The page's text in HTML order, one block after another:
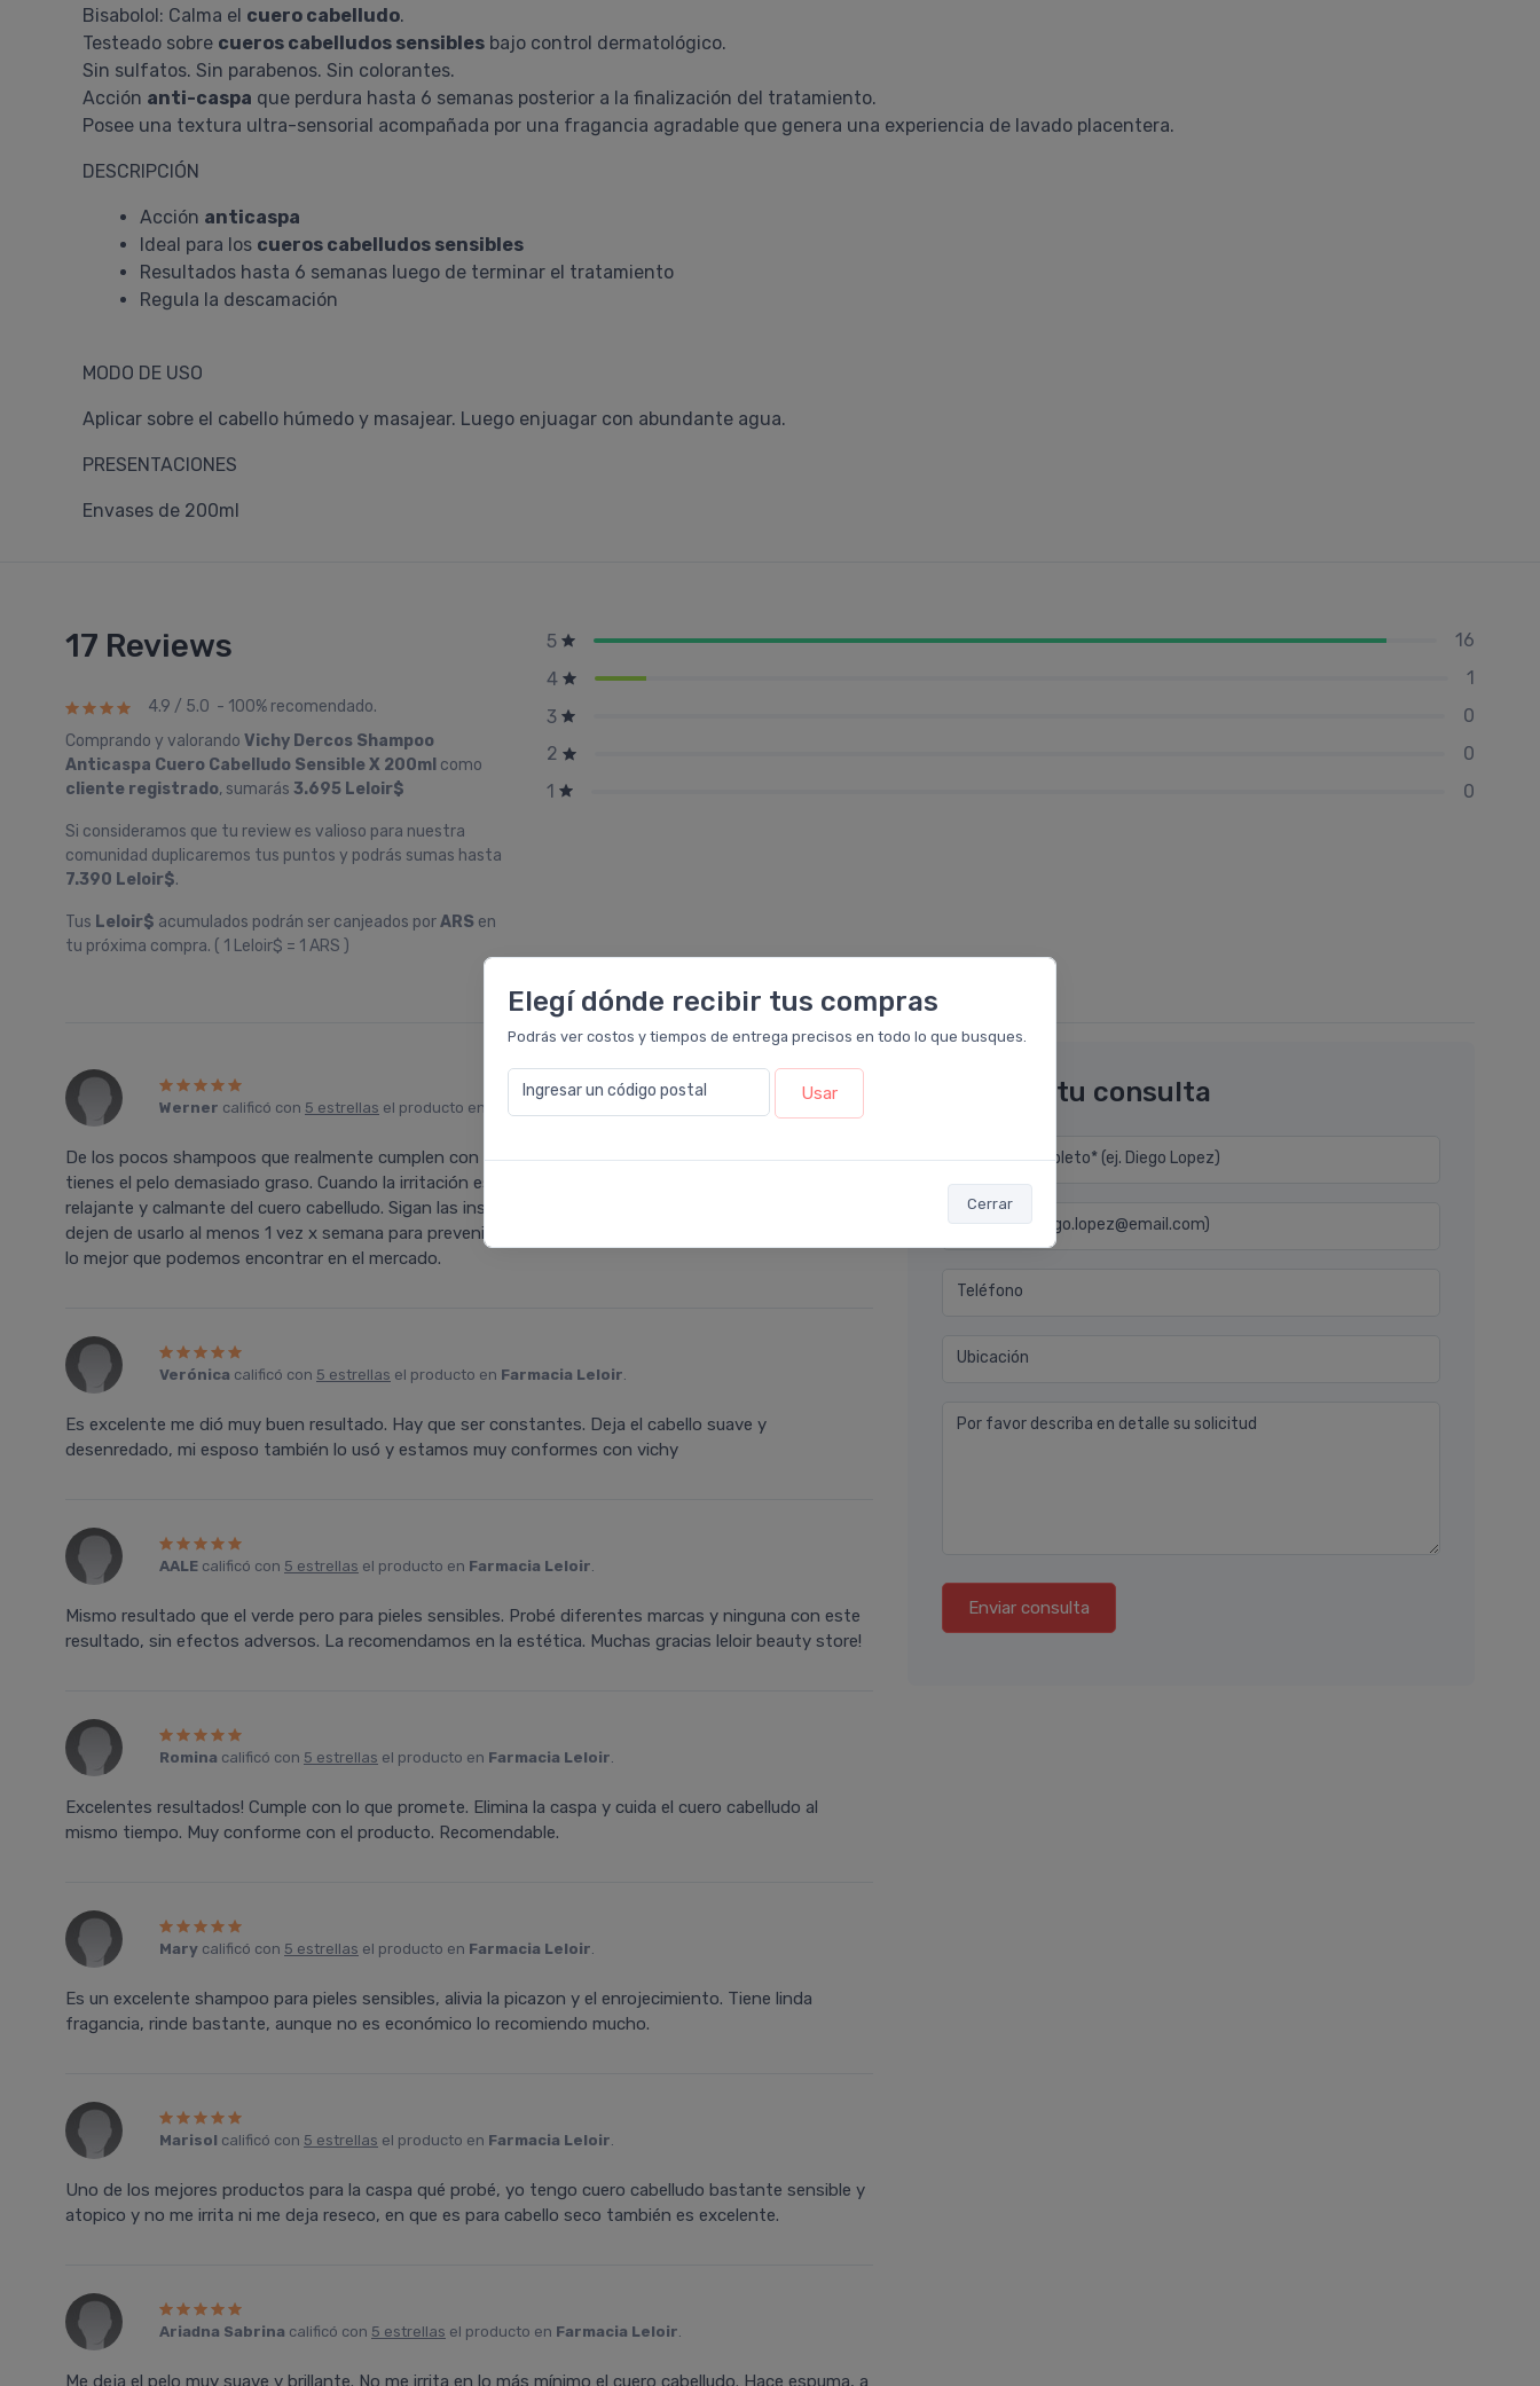
Elegí dónde recibir tus compras
Podrás ver costos y tiempos de entrega precisos en todo lo que busques.
Ingresar un código postal Usar
Cerrar
Bisabolol: Calma el cuero cabelludo.
Testeado sobre cueros cabelludos sensibles bajo control dermatológico.
Sin sulfatos. Sin parabenos. Sin colorantes.
Acción anti-caspa que perdura hasta 6 semanas posterior a la finalización del tratamiento.
Posee una textura ultra-sensorial acompañada por una fragancia agradable que genera una experiencia de lavado placentera.
DESCRIPCIÓN
Acción anticaspa
Ideal para los cueros cabelludos sensibles
Resultados hasta 6 semanas luego de terminar el tratamiento
Regula la descamación
MODO DE USO
Aplicar sobre el cabello húmedo y masajear. Luego enjuagar con abundante agua.
PRESENTACIONES
Envases de 200ml
17 Reviews
4.9 / 5.0 - 100% recomendado.
Comprando y valorando Vichy Dercos Shampoo
Anticaspa Cuero Cabelludo Sensible X 200ml como
cliente registrado, sumarás 3.695 Leloir$
Si consideramos que tu review es valioso para nuestra
comunidad duplicaremos tus puntos y podrás sumas hasta
7.390 Leloir$.
Tus Leloir$ acumulados podrán ser canjeados porARS en
tu próxima compra. ( 1 Leloir$ = 1 ARS )
5
16
4
1
3
0
2
0
1
0
Werner calificó con 5 estrellas el producto en
De los pocos shampoos que realmente cumplen con lo que ofrecen. Es un buen seborregulador, mas si
tienes el pelo demasiado graso. Cuando la irritación es intensa este producto es un muy buen
relajante y calmante del cuero cabelludo. Sigan las instrucciones de uso para que les sea eficaz y no
dejen de usarlo al menos 1 vez x semana para prevenir la recaída. Muy buen producto, nunca falla y de
lo mejor que podemos encontrar en el mercado.
Verónica calificó con 5 estrellas el producto en Farmacia Leloir.
Es excelente me dió muy buen resultado. Hay que ser constantes. Deja el cabello suave y
desenredado, mi esposo también lo usó y estamos muy conformes con vichy
AALE calificó con 5 estrellas el producto en Farmacia Leloir.
Mismo resultado que el verde pero para pieles sensibles. Probé diferentes marcas y ninguna con este
resultado, sin efectos adversos. La recomendamos en la estética. Muchas gracias leloir beauty store!
Romina calificó con 5 estrellas el producto en Farmacia Leloir.
Excelentes resultados! Cumple con lo que promete. Elimina la caspa y cuida el cuero cabelludo al
mismo tiempo. Muy conforme con el producto. Recomendable.
Mary calificó con 5 estrellas el producto en Farmacia Leloir.
Es un excelente shampoo para pieles sensibles, alivia la picazon y el enrojecimiento. Tiene linda
fragancia, rinde bastante, aunque no es económico lo recomiendo mucho.
Marisol calificó con 5 estrellas el producto en Farmacia Leloir.
Uno de los mejores productos para la caspa qué probé, yo tengo cuero cabelludo bastante sensible y
atopico y no me irrita ni me deja reseco, en que es para cabello seco también es excelente.
Ariadna Sabrina calificó con 5 estrellas el producto en Farmacia Leloir.
Me deja el pelo muy suave y brillante. No me irrita en lo más mínimo el cuero cabelludo. Hace espuma, a
Déjanos tu consulta
Nombre completo* (ej. Diego Lopez)
Email* (ej. diego.lopez@email.com)
Teléfono
Ubicación
Por favor describa en detalle su solicitud
Enviar consulta